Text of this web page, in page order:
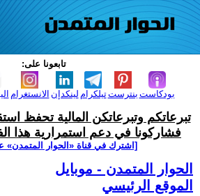
تابعونا على:
الانستغرام لينكدإن تيلكرامبنترست بودكاست
تبرعاتكم وتبرعاتكن المالية تحفظ
فشاركونا في دعم استمرارية هذا
[اشترك في قناة ‫«الحوار المتمدن»
الحوار المتمدن - موبايل
الموقع الرئيسي